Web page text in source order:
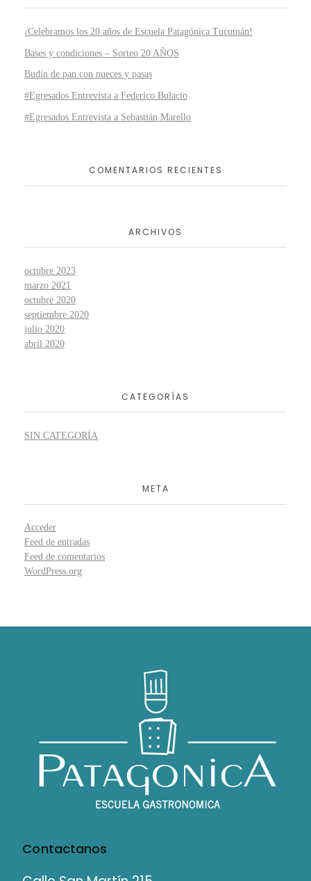
¡Celebramos los 20 años de Escuela Patagónica Tucumán!
Bases y condiciones – Sorteo 20 AÑOS
Budín de pan con nueces y pasas
#Egresados Entrevista a Federico Bulacio
#Egresados Entrevista a Sebastián Marello
COMENTARIOS RECIENTES
ARCHIVOS
octubre 2023
marzo 2021
octubre 2020
septiembre 2020
julio 2020
abril 2020
CATEGORÍAS
SIN CATEGORÍA
META
Acceder
Feed de entradas
Feed de comentarios
WordPress.org
Contactanos